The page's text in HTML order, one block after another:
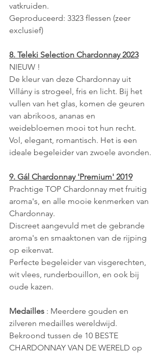
vatkruiden.
Geproduceerd: 3323 flessen (zeer
exclusief)
8. Teleki Selection Chardonnay 2023
NIEUW !
De kleur van deze Chardonnay uit
Villány is strogeel, fris en licht. Bij het
vullen van het glas, komen de geuren
van abrikoos, ananas en
weidebloemen mooi tot hun recht.
Vol, elegant, romantisch. Het is een
ideale begeleider van zwoele avonden.
9. Gál Chardonnay 'Premium' 2019
Prachtige TOP Chardonnay met fruitig
aroma's, en alle mooie kenmerken van
Chardonnay.
Discreet aangevuld met de gebrande
aroma's en smaaktonen van de rijping
op eikenvat.
Perfecte begeleider van visgerechten,
wit vlees, runderbouillon, en ook bij
oude kazen.
Medailles : Meerdere gouden en
zilveren medailles wereldwijd.
Bekroond tussen de 10 BESTE
CHARDONNAY VAN DE WERELD op